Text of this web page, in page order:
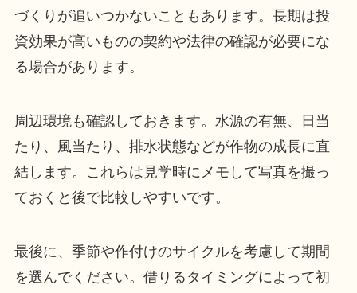
づくりが追いつかないこともあります。長期は投
資効果が高いものの契約や法律の確認が必要にな
る場合があります。
周辺環境も確認しておきます。水源の有無、日当
たり、風当たり、排水状態などが作物の成長に直
結します。これらは見学時にメモして写真を撮っ
ておくと後で比較しやすいです。
最後に、季節や作付けのサイクルを考慮して期間
を選んでください。借りるタイミングによって初